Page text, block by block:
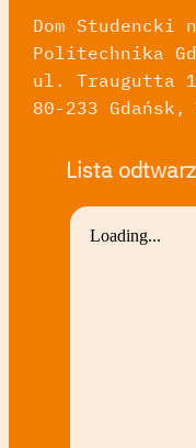
Dom Studencki
Politechnika
ul. Traugutta
80-233 Gdańsk,
Lista